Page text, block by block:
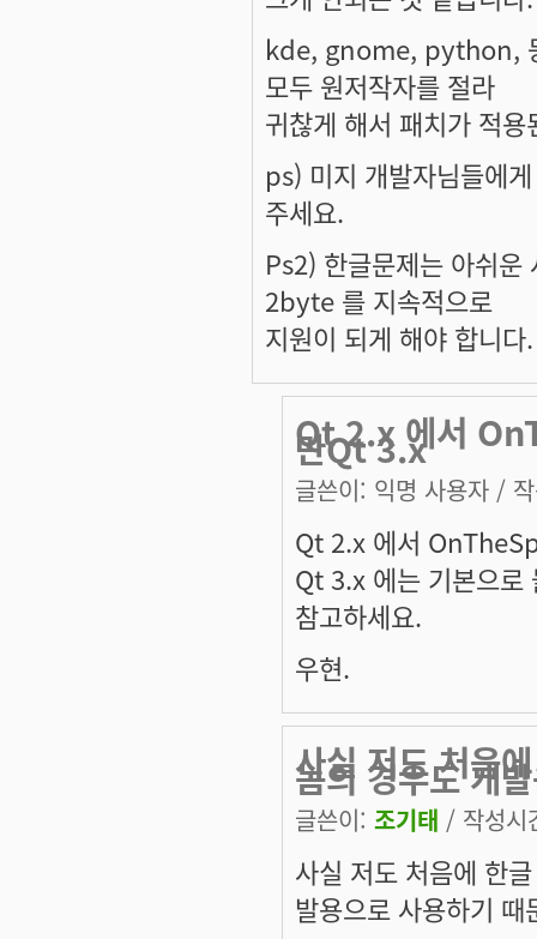
kde, gnome, python,
모두 원저작자를 절라
귀찮게 해서 패치가 적
ps) 미지 개발자님들에
주세요.
Ps2) 한글문제는 아쉬운
2byte 를 지속적으로
지원이 되게 해야 합니다.
Qt 2.x 에서
만Qt 3.x
글쓴이: 익명 사용자 /
Qt 2.x 에서
Qt 3.x 에는 기본으로
참고하세요.
우현.
사실 저도 처음
놈의 경우도 개
글쓴이: 조기태 / 작성
사실 저도 처음에 한
발용으로 사용하기